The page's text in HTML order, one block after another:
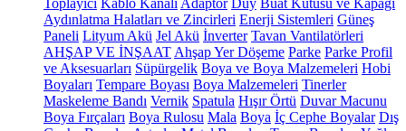
Toplayıcı Kablo Kanalı Adaptör Duy Buat Kutusu ve Kapağı
Aydınlatma Halatları ve Zincirleri Enerji Sistemleri Güneş
Paneli Lityum Akü Jel Akü İnverter Tavan Vantilatörleri
AHŞAP VE İNŞAAT Ahşap Yer Döşeme Parke Parke Profil
ve Aksesuarları Süpürgelik Boya ve Boya Malzemeleri Hobi
Boyaları Tempare Boyası Boya Malzemeleri Tinerler
Maskeleme Bandı Vernik Spatula Hışır Örtü Duvar Macunu
Boya Fırçaları Boya Rulosu Mala Boya İç Cephe Boyalar Dış